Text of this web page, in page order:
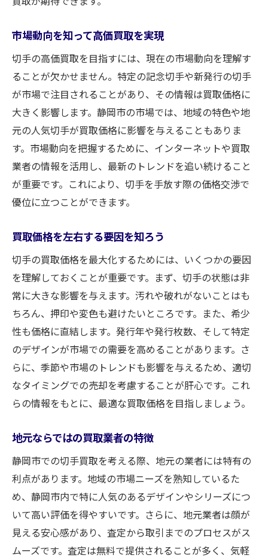
査定から買取までの具体的なステップ
手続きに必要な書類とその準備
買取成立後の流れと注意点
買取後のフォローサービスの活用
切手の希少性を見極め高価買取を実現する方法
希少性が買取価格に与える影響
コレクター市場の動向をチェック
専門家の意見を活用するメリット
切手の歴史を知ることの重要性
希少性を高めるための保存方法
静岡市での切手買取市場の動向と成功する売却
法
最新の市場動向を押さえるべき理由
売却時期の選び方で変わる買取価格
買取市場のシーズン性を理解する
専門家のアドバイスを活用する方法
売却前に行うべき事前準備
成功例から学ぶ売却方法
ポイント
損をしないための基本的な心得
相場を知ることの重要性
準備に必要な時間と手間を理解する
事前に確認しておくべき書類
買取プロセス中に避けるべき失敗
市場動向を知って高価買取を実現
切手の高価買取を目指すには、現在の市場動向を理解す
ることが欠かせません。特定の記念切手や新発行の切手
が市場で注目されることがあり、その情報は買取価格に
大きく影響します。静岡市の市場では、地域の特色や地
元の人気切手が買取価格に影響を与えることもありま
す。市場動向を把握するために、インターネットや買取
業者の情報を活用し、最新のトレンドを追い続けること
が重要です。これにより、切手を手放す際の価格交渉で
優位に立つことができます。
買取価格を左右する要因を知ろう
切手の買取価格を最大化するためには、いくつかの要因
を理解しておくことが重要です。まず、切手の状態は非
常に大きな影響を与えます。汚れや破れがないことはも
ちろん、押印や変色も避けたいところです。また、希少
性も価格に直結します。発行年や発行枚数、そして特定
のデザインが市場での需要を高めることがあります。さ
らに、季節や市場のトレンドも影響を与えるため、適切
なタイミングでの売却を考慮することが肝心です。これ
らの情報をもとに、最適な買取価格を目指しましょう。
地元ならではの買取業者の特徴
静岡市での切手買取を考える際、地元の業者には特有の
利点があります。地域の市場ニーズを熟知しているた
め、静岡市内で特に人気のあるデザインやシリーズにつ
いて高い評価を得やすいです。さらに、地元業者は顔が
見える安心感があり、査定から取引までのプロセスがス
ムーズです。査定は無料で提供されることが多く、気軽